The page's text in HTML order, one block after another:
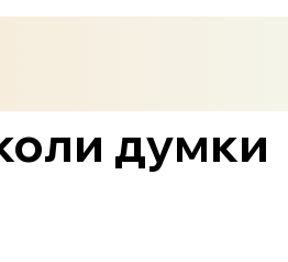
думки